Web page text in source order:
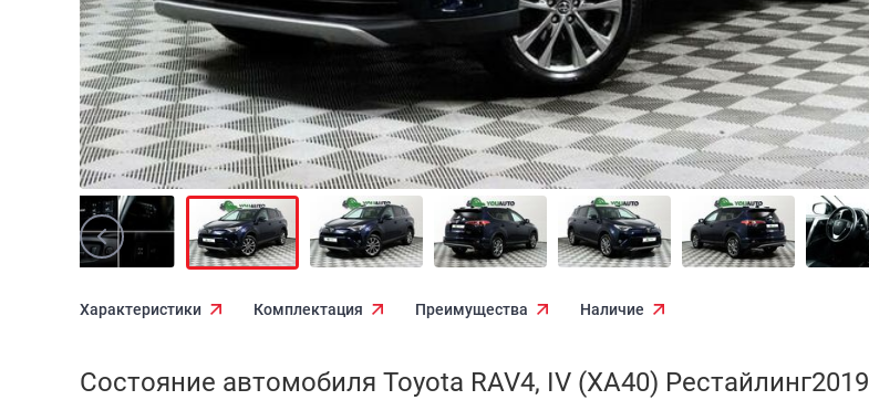
Характеристики Комплектация Преимущества Наличие
Состояние автомобиля Toyota RAV4, IV (XA40) Рестайлинг2019